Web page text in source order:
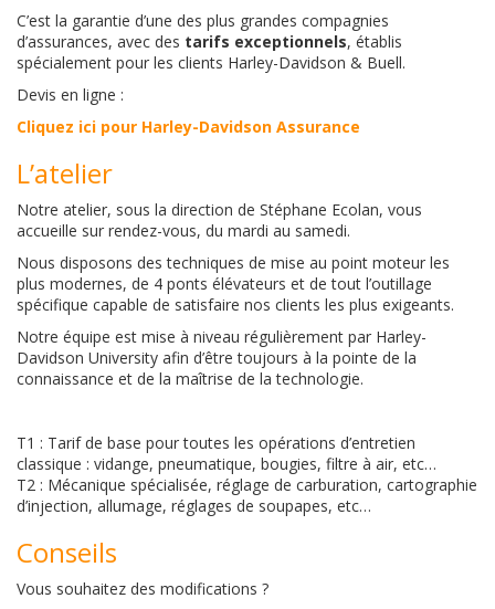
C’est la garantie d’une des plus grandes compagnies
d’assurances, avec des tarifs exceptionnels, établis
spécialement pour les clients Harley-Davidson & Buell.
Devis en ligne :
Cliquez ici pour Harley-Davidson Assurance
L’atelier
Notre atelier, sous la direction de Stéphane Ecolan, vous
accueille sur rendez-vous, du mardi au samedi.
Nous disposons des techniques de mise au point moteur les
plus modernes, de 4 ponts élévateurs et de tout l’outillage
spécifique capable de satisfaire nos clients les plus exigeants.
Notre équipe est mise à niveau régulièrement par Harley-
Davidson University afin d’être toujours à la pointe de la
connaissance et de la maîtrise de la technologie.
T1 : Tarif de base pour toutes les opérations d’entretien
classique : vidange, pneumatique, bougies, filtre à air, etc…
T2 : Mécanique spécialisée, réglage de carburation, cartographie
d’injection, allumage, réglages de soupapes, etc…
Conseils
Vous souhaitez des modifications ?